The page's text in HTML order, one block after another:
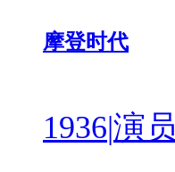
摩登时代
1936|演